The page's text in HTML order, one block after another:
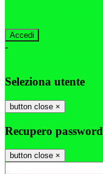
-
Seleziona utente
button close ×
Recupero password
button close ×